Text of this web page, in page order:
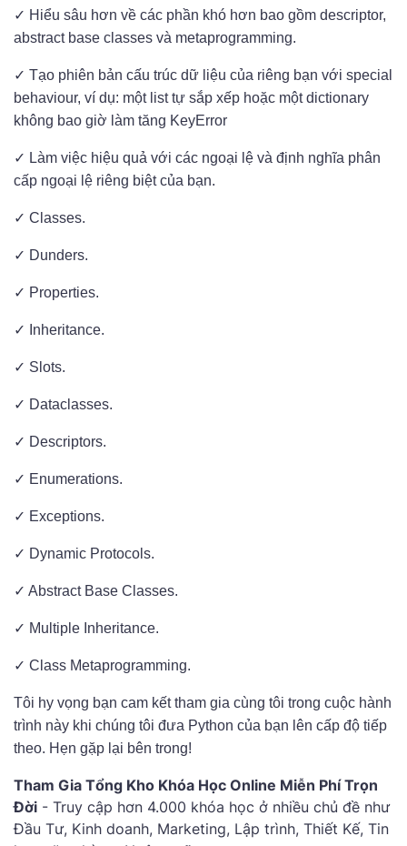
✓ Hiểu sâu hơn về các phần khó hơn bao gồm descriptor,
abstract base classes và metaprogramming.
✓ Tạo phiên bản cấu trúc dữ liệu của riêng bạn với special
behaviour, ví dụ: một list tự sắp xếp hoặc một dictionary
không bao giờ làm tăng KeyError
✓ Làm việc hiệu quả với các ngoại lệ và định nghĩa phân
cấp ngoại lệ riêng biệt của bạn.
✓ Classes.
✓ Dunders.
✓ Properties.
✓ Inheritance.
✓ Slots.
✓ Dataclasses.
✓ Descriptors.
✓ Enumerations.
✓ Exceptions.
✓ Dynamic Protocols.
✓ Abstract Base Classes.
✓ Multiple Inheritance.
✓ Class Metaprogramming.
Tôi hy vọng bạn cam kết tham gia cùng tôi trong cuộc hành
trình này khi chúng tôi đưa Python của bạn lên cấp độ tiếp
theo. Hẹn gặp lại bên trong!
Tham Gia Tổng Kho Khóa Học Online Miễn Phí Trọn
Đời - Truy cập hơn 4.000 khóa học ở nhiều chủ đề như
Đầu Tư, Kinh doanh, Marketing, Lập trình, Thiết Kế, Tin